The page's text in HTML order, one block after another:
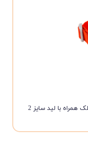
با لید سایز 2